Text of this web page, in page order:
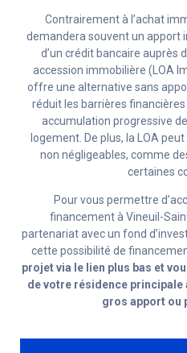
Contrairement à l’achat
demandera souvent un apport
d’un crédit bancaire auprès
accession immobilière (LOA
offre une alternative sans
réduit les barrières
accumulation progressive
logement. De plus, la LOA
non négligeables, comme
certaines
Pour vous permettre
financement à Vineuil-
partenariat avec un fond
cette possibilité de
projet via le lien plus bas et
de votre résidence
gros apport ou